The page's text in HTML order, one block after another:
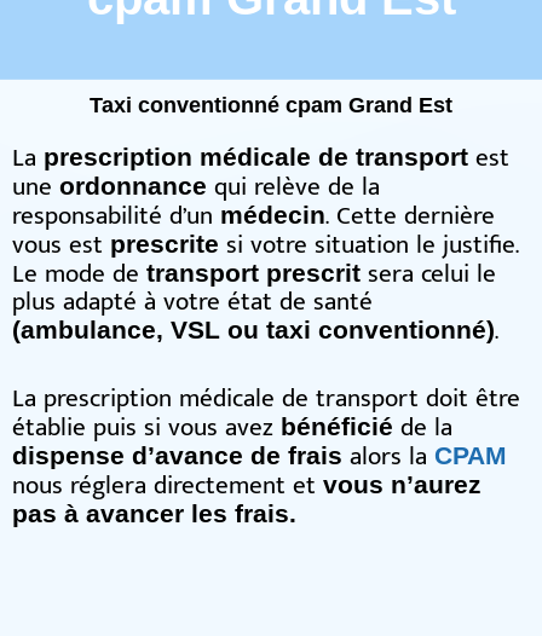
Taxi conventionné cpam Grand Est
La prescription médicale de transport est
une ordonnance qui relève de la
responsabilité d’un médecin. Cette dernière
vous est prescrite si votre situation le justifie.
Le mode de transport prescrit sera celui le
plus adapté à votre état de santé
(ambulance, VSL ou taxi conventionné).
La prescription médicale de transport doit être
établie puis si vous avez bénéficié de la
dispense d’avance de frais alors la CPAM
nous réglera directement et vous n’aurez
pas à avancer les frais.